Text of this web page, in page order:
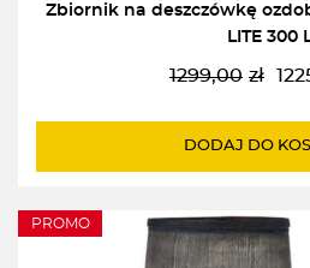
Zbiornik na deszczówkę
LITE 300
1299,00 zł
DODAJ DO
PROMO